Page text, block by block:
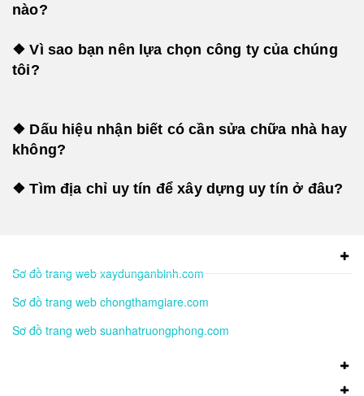
nào?
❖ Vì sao bạn nên lựa chọn công ty của chúng
tôi?
❖ Dấu hiệu nhận biết có cần sửa chữa nhà hay
không?
❖ Tìm địa chỉ uy tín để xây dựng uy tín ở đâu?
Sơ đồ trang web xaydunganbinh.com
Sơ đồ trang web chongthamgiare.com
Sơ đồ trang web suanhatruongphong.com